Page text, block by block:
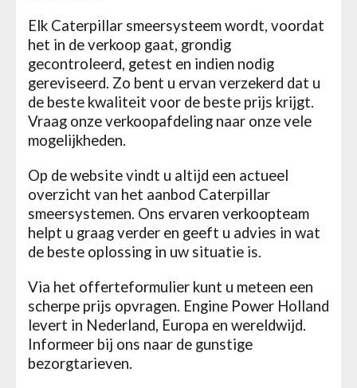
Elk Caterpillar smeersysteem wordt, voordat
het in de verkoop gaat, grondig
gecontroleerd, getest en indien nodig
gereviseerd. Zo bent u ervan verzekerd dat u
de beste kwaliteit voor de beste prijs krijgt.
Vraag onze verkoopafdeling naar onze vele
mogelijkheden.
Op de website vindt u altijd een actueel
overzicht van het aanbod Caterpillar
smeersystemen. Ons ervaren verkoopteam
helpt u graag verder en geeft u advies in wat
de beste oplossing in uw situatie is.
Via het offerteformulier kunt u meteen een
scherpe prijs opvragen. Engine Power Holland
levert in Nederland, Europa en wereldwijd.
Informeer bij ons naar de gunstige
bezorgtarieven.